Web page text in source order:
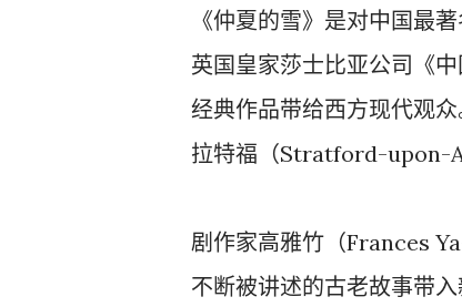
《仲夏的雪》是对中国最
英国皇家莎士比亚公司《
经典作品带给西方现代观
拉特福（Stratford-upon-
剧作家高雅竹（Frances
不断被讲述的古老故事带